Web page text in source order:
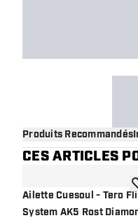
Produits Recommandés
CES ARTICLES
Ailette Cuesoul - Tero
System AK5 Rost